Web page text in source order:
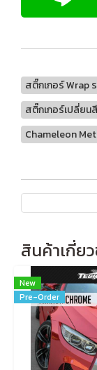
สติ๊กเกอร์ Wrap
สติ๊กเกอร์เปลี่ยน
Chameleon
สินค้าเกี่ย
New
Pre-Order